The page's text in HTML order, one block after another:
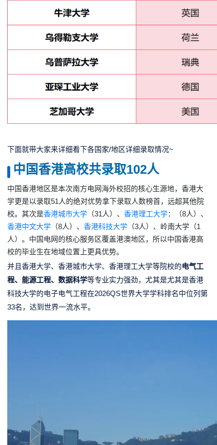
下面就带大家来详细看下各国家/地区详细录取情况~
中国香港高校共录取102人
中国香港地区是本次南方电网海外校招的核心生源地，香港大
学更是以录取51人的绝对优势拿下录取人数榜首，远超其他院
校。其次是香港城市大学 （31人）、 香港理工大学：（8人）、
香港中文大学 （8人）、 香港科技大学 （3人）、岭南大学（1
人）。中国电网的核心服务区覆盖港澳地区，所以中国香港高
校的毕业生在地域位置上更具优势。
并且香港大学、香港城市大学、香港理工大学等院校的电气工
程、能源工程、数据科学等专业实力强劲，尤其是尤其是香港
科技大学的电子电气工程在2026QS世界大学学科排名中位列第
33名，达到世界一流水平。